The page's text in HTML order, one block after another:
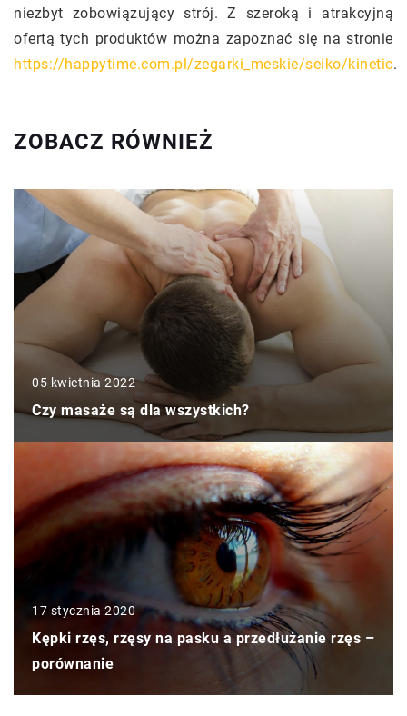
niezbyt zobowiązujący strój. Z szeroką i atrakcyjną
ofertą tych produktów można zapoznać się na stronie
https://happytime.com.pl/zegarki_meskie/seiko/kinetic.
ZOBACZ RÓWNIEŻ
05 kwietnia 2022
Czy masaże są dla wszystkich?
17 stycznia 2020
Kępki rzęs, rzęsy na pasku a przedłużanie rzęs –
porównanie